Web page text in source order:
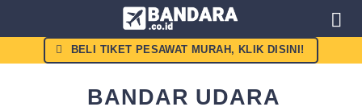
BELI TIKET PESAWAT MURAH, KLIK DISINI!
BANDAR UDARA